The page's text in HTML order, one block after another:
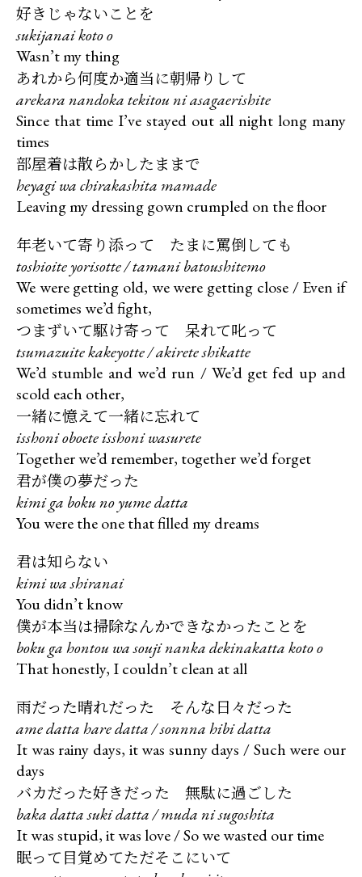
好きじゃないことを
sukijanai koto o
あれから何度か適当に朝帰りして
arekara nandoka tekitou ni asagaerishite
Since that time I’ve stayed out all night long many
部屋着は散らかしたままで
heyagi wa chirakashita mamade
Leaving my dressing gown crumpled on the floor
年老いて寄り添って たまに罵倒しても
toshioite yorisotte / tamani batoushitemo
We were getting old, we were getting close / Even if
つまずいて駆け寄って 呆れて叱って
tsumazuite kakeyotte / akirete shikatte
We’d stumble and we’d run / We’d get fed up and
一緒に憶えて一緒に忘れて
isshoni oboete isshoni wasurete
君が僕の夢だった
kimi ga boku no yume datta
You were the one that filled my dreams
君は知らない
kimi wa shiranai
僕が本当は掃除なんかできなかったことを
boku ga hontou wa souji nanka dekinakatta koto o
That honestly, I couldn’t clean at all
雨だった晴れだった そんな日々だった
ame datta hare datta / sonnna hibi datta
It was rainy days, it was sunny days / Such were our
バカだった好きだった 無駄に過ごした
baka datta suki datta / muda ni sugoshita
眠って目覚めてただそこにいて